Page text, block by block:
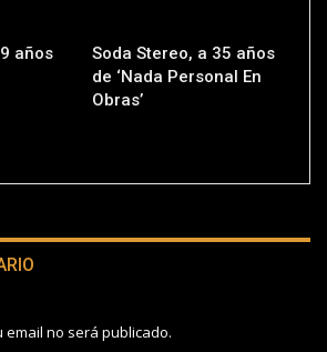
años
Soda Stereo, a 35 años
de ‘Nada Personal En
Obras’
email no será publicado.